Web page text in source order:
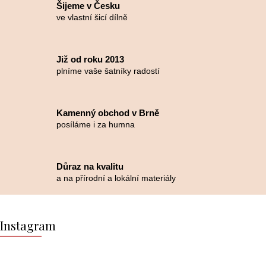
Šijeme v Česku
ve vlastní šicí dílně
Již od roku 2013
plníme vaše šatníky radostí
Kamenný obchod v Brně
posíláme i za humna
Důraz na kvalitu
a na přírodní a lokální materiály
á
p
Instagram